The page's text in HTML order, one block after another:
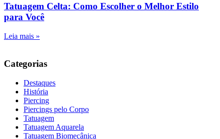
Tatuagem Celta: Como Escolher o Melhor Estilo
para Você
Leia mais »
Categorias
Destaques
História
Piercing
Piercings pelo Corpo
Tatuagem
Tatuagem Aquarela
Tatuagem Biomecânica